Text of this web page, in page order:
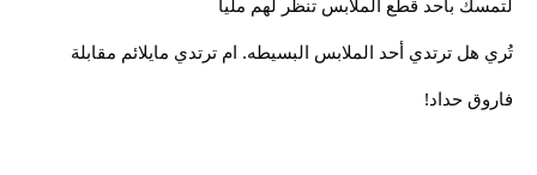
لتمسك بأحد قطع الملابس تنظر لهم مليا
تُري هل ترتدي أحد الملابس البسيطه. ام ترتدي مايلائم مقابلة
فاروق حداد!